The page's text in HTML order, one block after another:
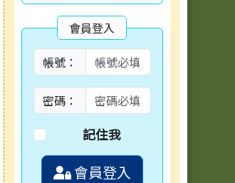
會員登入
帳號：
密碼：
記住我
會員登入